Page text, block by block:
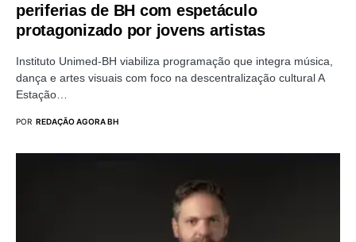
periferias de BH com espetáculo
protagonizado por jovens artistas
Instituto Unimed-BH viabiliza programação que integra música,
dança e artes visuais com foco na descentralização cultural A
Estação…
POR REDAÇÃO AGORA BH